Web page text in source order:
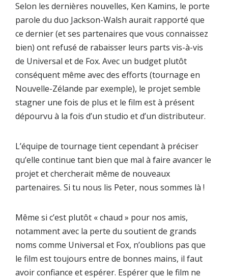
Selon les dernières nouvelles, Ken Kamins, le porte
parole du duo Jackson-Walsh aurait rapporté que
ce dernier (et ses partenaires que vous connaissez
bien) ont refusé de rabaisser leurs parts vis-à-vis
de Universal et de Fox. Avec un budget plutôt
conséquent même avec des efforts (tournage en
Nouvelle-Zélande par exemple), le projet semble
stagner une fois de plus et le film est à présent
dépourvu à la fois d’un studio et d’un distributeur.
L’équipe de tournage tient cependant à préciser
qu’elle continue tant bien que mal à faire avancer le
projet et chercherait même de nouveaux
partenaires. Si tu nous lis Peter, nous sommes là !
Même si c’est plutôt « chaud » pour nos amis,
notamment avec la perte du soutient de grands
noms comme Universal et Fox, n’oublions pas que
le film est toujours entre de bonnes mains, il faut
avoir confiance et espérer. Espérer que le film ne